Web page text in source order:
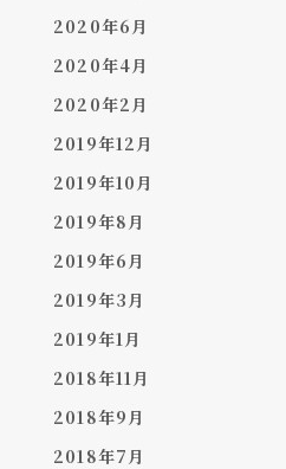
2020年6月
2020年4月
2020年2月
2019年12月
2019年10月
2019年8月
2019年6月
2019年3月
2019年1月
2018年11月
2018年9月
2018年7月